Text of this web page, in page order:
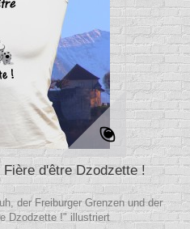
d'être Dzodzette !
der Freiburger Grenzen und der
Dzodzette !" illustriert